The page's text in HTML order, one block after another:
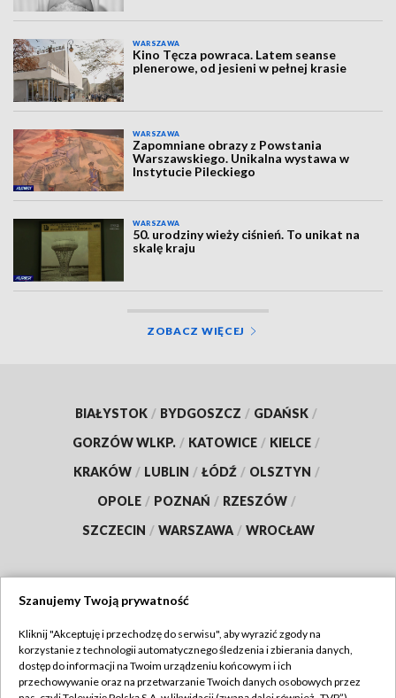
WARSZAWA
Kino Tęcza powraca. Latem seanse
plenerowe, od jesieni w pełnej krasie
WARSZAWA
Zapomniane obrazy z Powstania
Warszawskiego. Unikalna wystawa w
Instytucie Pileckiego
WARSZAWA
50. urodziny wieży ciśnień. To unikat na
skalę kraju
ZOBACZ WIĘCEJ
BIAŁYSTOK / BYDGOSZCZ / GDAŃSK /
GORZÓW WLKP. / KATOWICE / KIELCE /
KRAKÓW / LUBLIN / ŁÓDŹ / OLSZTYN /
OPOLE / POZNAŃ / RZESZÓW /
SZCZECIN / WARSZAWA / WROCŁAW
TVP
Abonament TVP
Regulamin TVP
Szanujemy Twoją prywatność
Kliknij "Akceptuję i przechodzę do serwisu", aby wyrazić zgody na
korzystanie z technologii automatycznego śledzenia i zbierania danych,
dostęp do informacji na Twoim urządzeniu końcowym i ich
przechowywanie oraz na przetwarzanie Twoich danych osobowych przez